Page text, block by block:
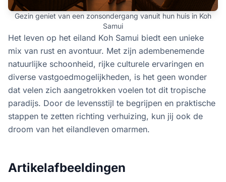
Gezin geniet van een zonsondergang vanuit hun huis in Koh
Samui
Het leven op het eiland Koh Samui biedt een unieke
mix van rust en avontuur. Met zijn adembenemende
natuurlijke schoonheid, rijke culturele ervaringen en
diverse vastgoedmogelijkheden, is het geen wonder
dat velen zich aangetrokken voelen tot dit tropische
paradijs. Door de levensstijl te begrijpen en praktische
stappen te zetten richting verhuizing, kun jij ook de
droom van het eilandleven omarmen.
Artikelafbeeldingen